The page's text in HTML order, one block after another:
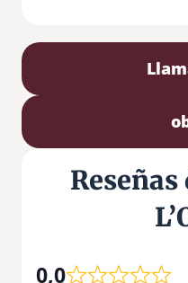
Reseñas
0,0